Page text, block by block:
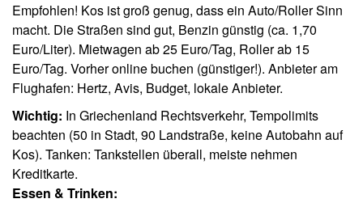
Empfohlen! Kos ist groß genug, dass ein Auto/Roller Sinn
macht. Die Straßen sind gut, Benzin günstig (ca. 1,70
Euro/Liter). Mietwagen ab 25 Euro/Tag, Roller ab 15
Euro/Tag. Vorher online buchen (günstiger!). Anbieter am
Flughafen: Hertz, Avis, Budget, lokale Anbieter.
Wichtig: In Griechenland Rechtsverkehr, Tempolimits
beachten (50 in Stadt, 90 Landstraße, keine Autobahn auf
Kos). Tanken: Tankstellen überall, meiste nehmen
Kreditkarte.
Essen & Trinken: